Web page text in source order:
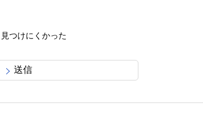
つけにくかった